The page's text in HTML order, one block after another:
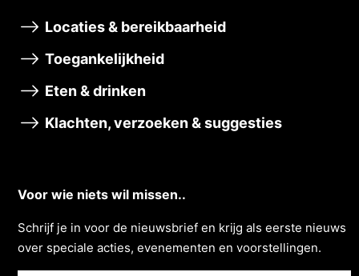
Locaties & bereikbaarheid
Toegankelijkheid
Eten & drinken
Klachten, verzoeken & suggesties
Voor wie niets wil missen..
Schrĳf je in voor de nieuwsbrief en krĳg als eerste nieuws
over speciale acties, evenementen en voorstellingen.